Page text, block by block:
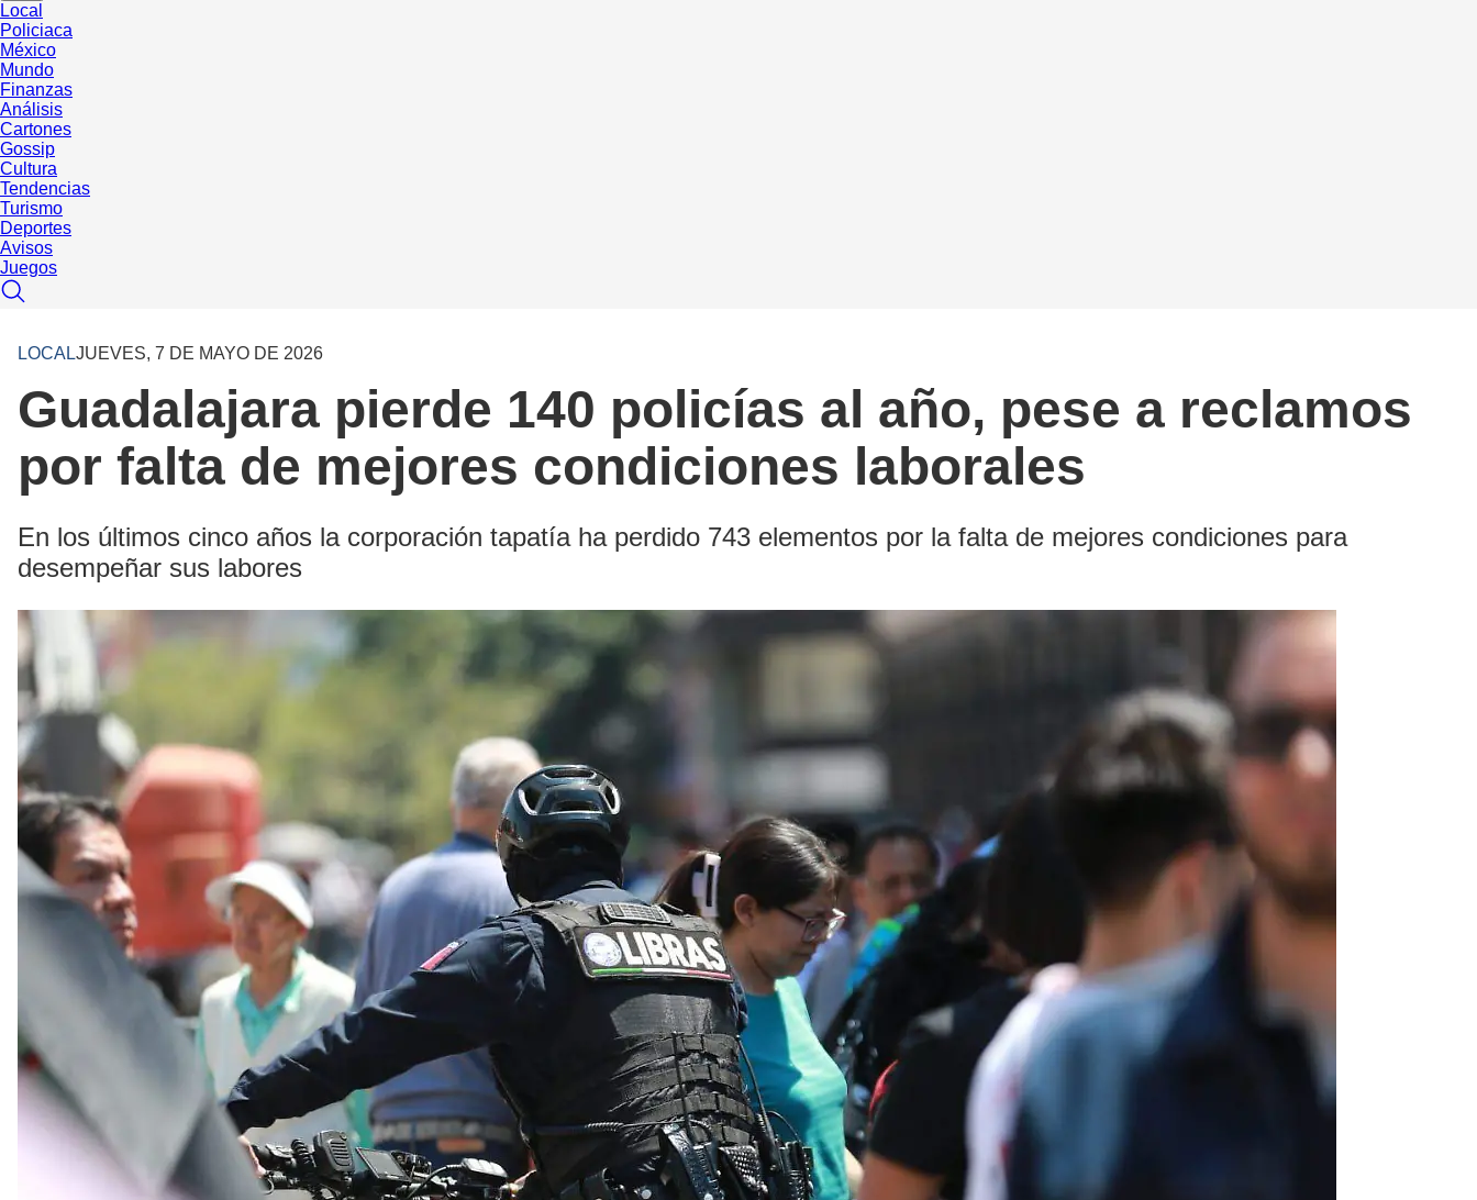
Local
Policiaca
México
Mundo
Finanzas
Análisis
Cartones
Gossip
Cultura
Tendencias
Turismo
Deportes
Avisos
Juegos
LOCALJUEVES, 7 DE MAYO DE 2026
Guadalajara pierde 140 policías al año, pese a reclamos
por falta de mejores condiciones laborales
En los últimos cinco años la corporación tapatía ha perdido 743 elementos por la falta de mejores condiciones para
desempeñar sus labores